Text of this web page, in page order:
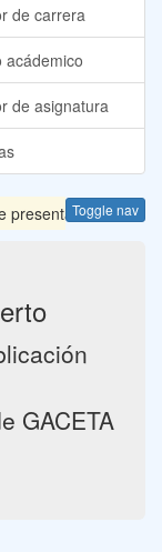
de carrera
acádemico
de asignatura
Toggle nav
las
GACETA